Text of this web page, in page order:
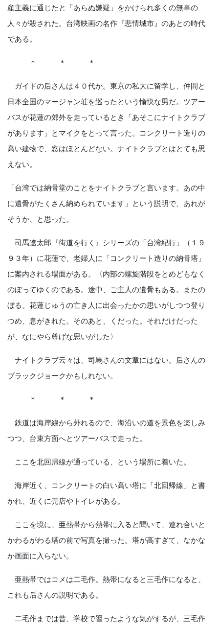
産主義に通じたと「あらぬ嫌疑」をかけられ多くの無辜の
人々が殺された。台湾映画の名作『悲情城市』のあとの時代
である。
＊ ＊ ＊
ガイドの后さんは４０代か。東京の私大に留学し、仲間と
日本全国のマージャン荘を巡ったという愉快な男だ。ツアー
バスが花蓮の郊外を走っているとき「あそこにナイトクラブ
があります」とマイクをとって言った。コンクリート造りの
高い建物で、窓はほとんどない。ナイトクラブとはとても思
えない。
「台湾では納骨堂のことをナイトクラブと言います。あの中
に遺骨がたくさん納められています」という説明で、あれが
そうか、と思った。
司馬遼太郎『街道を行く』シリーズの「台湾紀行」（１９
９３年）に花蓮で、老婦人に「コンクリート造りの納骨塔」
に案内される場面がある。〈内部の螺旋階段をとめどもなく
のぼってゆくのである。途中、ご主人の遺骨もある。またの
ぼる。花蓮じゅうの亡き人に出会ったかの思いがしつつ登り
つめ、息がきれた。そのあと、くだった。それだけだった
が、なにやら尊げな思いがした〉
ナイトクラブ云々は、司馬さんの文章にはない。后さんの
ブラックジョークかもしれない。
＊ ＊ ＊
鉄道は海岸線から外れるので、海沿いの道を景色を楽しみ
つつ、台東方面へとツアーバスで走った。
ここを北回帰線が通っている、という場所に着いた。
海岸近く、コンクリートの白い高い塔に「北回帰線」と書
かれ、近くに売店やトイレがある。
ここを境に、亜熱帯から熱帯に入ると聞いて、連れ合いと
かわるがわる塔の前で写真を撮った。塔が高すぎて、なかな
か画面に入らない。
亜熱帯ではコメは二毛作。熱帯になると三毛作になると、
これも后さんの説明である。
二毛作までは昔、学校で習ったような気がするが、三毛作